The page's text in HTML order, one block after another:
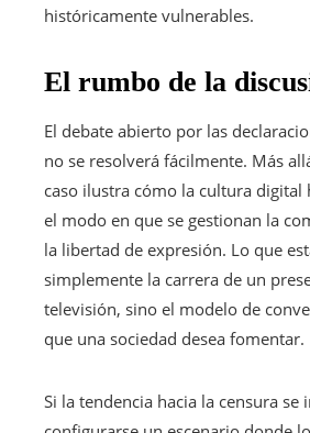
históricamente vulnerables.
El rumbo de la
El debate abierto por las
no se resolverá fácilmente. Más
caso ilustra cómo la cultura
el modo en que se gestionan la
la libertad de expresión. Lo que
simplemente la carrera de un
televisión, sino el modelo de
que una sociedad desea fomentar.
Si la tendencia hacia la censura